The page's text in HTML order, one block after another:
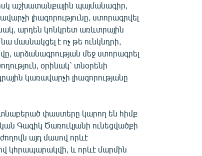
աշխատանքային պայմանագիր,
լիազորությունը, ստորագրվել
արդեն կոնկրետ առևտրային
մասնակցել է ոչ թե ունկնդրի,
արձանագրության մեջ ստորագրել
օրինակ` տնօրենի
կառավարչի լիազորությանը
փաստերը կարող են հիմք
Գագիկ Ծառուկյանի ունեցվածքի
այդ մասով որևէ
կհրապարակվի, և որևէ մարմին